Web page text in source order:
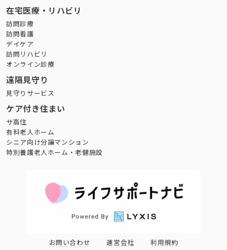
在宅医療・リハビリ
訪問診療
訪問看護
デイケア
訪問リハビリ
オンライン診療
遠隔見守り
見守りサービス
ケア付き住まい
サ高住
有料老人ホーム
シニア向け分譲マンション
特別養護老人ホーム・老健施設
お問い合わせ 運営会社 利用規約